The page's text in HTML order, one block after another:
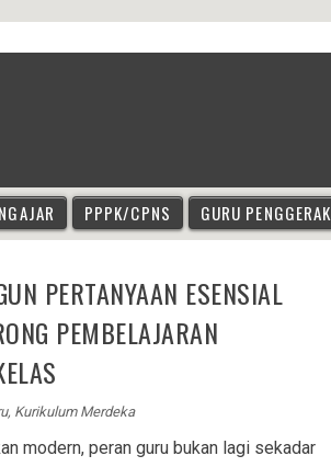
PPPK/CPNS GURU PENGGERAK
PERTANYAAN ESENSIAL
PEMBELAJARAN
, Kurikulum Merdeka
modern, peran guru bukan lagi sekadar